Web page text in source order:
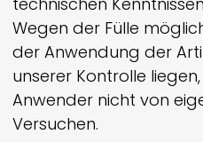
Wegen der Fülle
der Anwendung der
unserer Kontrolle
Anwender nicht von
Versuchen.